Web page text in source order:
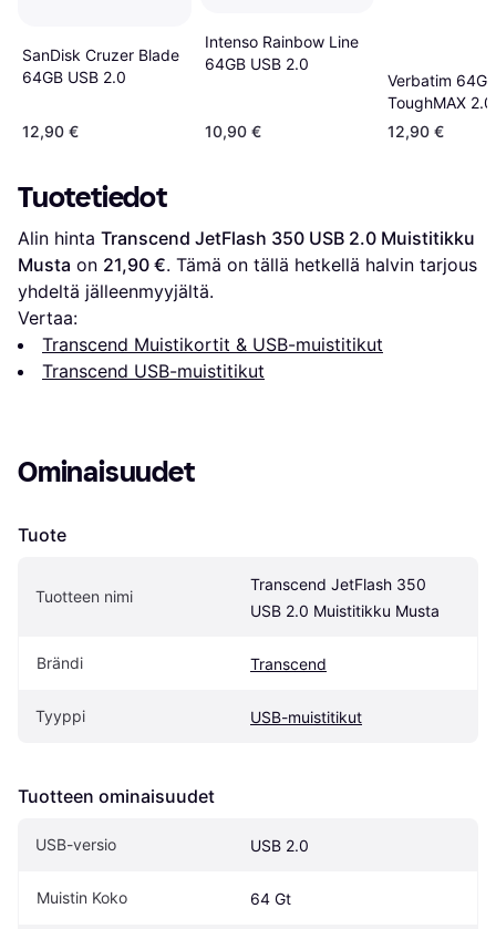
SanDisk Cruzer Blade
64GB USB 2.0
12,90 €
Intenso Rainbow Line
64GB USB 2.0
10,90 €
Verbatim 64GB
ToughMAX
Muistitikku
12,90 €
Tuotetiedot
Alin hinta Transcend JetFlash 350 USB 2.0 Muistitikku
Musta on 21,90 €. Tämä on tällä hetkellä halvin tarjous
yhdeltä jälleenmyyjältä.
Vertaa:
Transcend Muistikortit & USB-muistitikut
Transcend USB-muistitikut
Ominaisuudet
Tuote
Tuotteen nimi
Transcend JetFlash 350
USB 2.0 Muistitikku Musta
Brändi Transcend
Tyyppi USB-muistitikut
Tuotteen ominaisuudet
USB-versio USB 2.0
Muistin Koko 64 Gt